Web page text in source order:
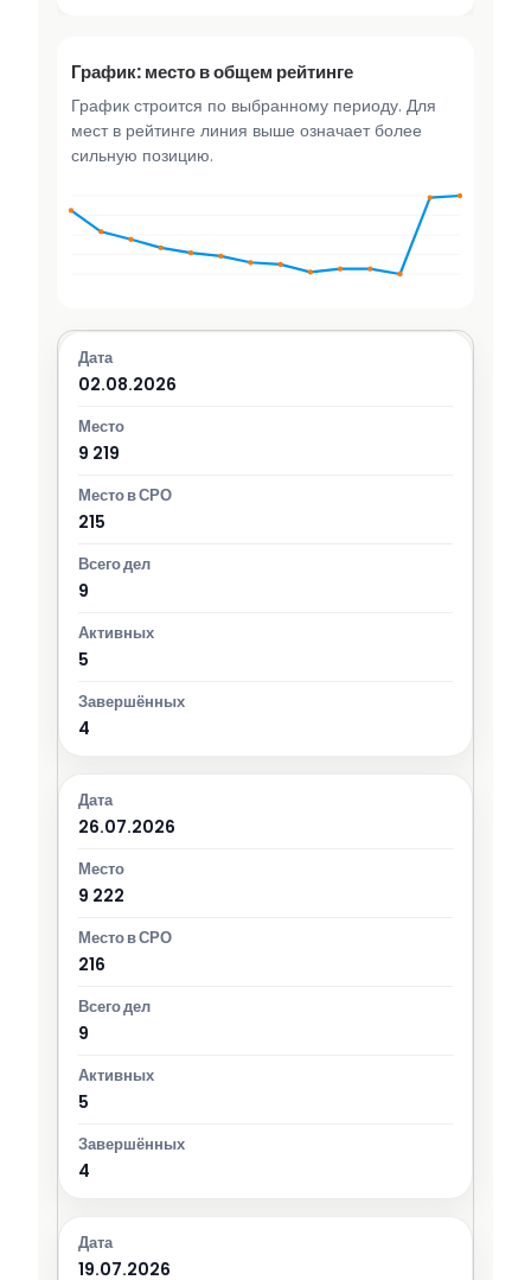
График: место в общем рейтинге
График строится по выбранному периоду. Для
мест в рейтинге линия выше означает более
сильную позицию.
02.08.2026
9 219
215
9
5
4
26.07.2026
9 222
216
9
5
4
19.07.2026